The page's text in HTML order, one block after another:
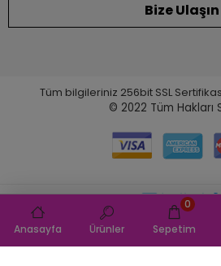
Bize Ulaşın
Tüm bilgileriniz 256bit SSL
© 2022 Tüm Hakları
Anasayfa Ürünler Sepetim
0